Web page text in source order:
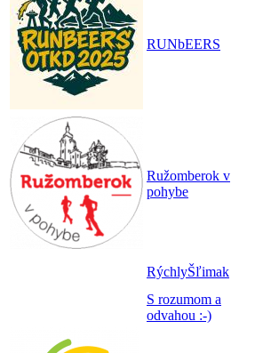
RUNbEERS
Ružomberok v
pohybe
RýchlyŠľimak
S rozumom a
odvahou :-)